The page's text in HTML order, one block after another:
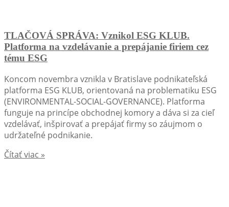
TLAČOVÁ SPRÁVA: Vznikol ESG KLUB.
Platforma na vzdelávanie a prepájanie firiem cez
tému ESG
Koncom novembra vznikla v Bratislave podnikateľská
platforma ESG KLUB, orientovaná na problematiku ESG
(ENVIRONMENTAL-SOCIAL-GOVERNANCE). Platforma
funguje na princípe obchodnej komory a dáva si za cieľ
vzdelávať, inšpirovať a prepájať firmy so záujmom o
udržateľné podnikanie.
Čítať viac »